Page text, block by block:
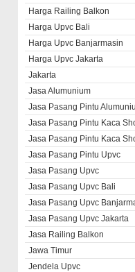
Harga Railing Balkon
Harga Upvc Bali
Harga Upvc Banjarmasin
Harga Upvc Jakarta
Jakarta
Jasa Alumunium
Jasa Pasang Pintu
Jasa Pasang Pintu Kaca
Jasa Pasang Pintu Kaca
Jasa Pasang Pintu Upvc
Jasa Pasang Upvc
Jasa Pasang Upvc Bali
Jasa Pasang Upvc
Jasa Pasang Upvc Jakarta
Jasa Railing Balkon
Jawa Timur
Jendela Upvc